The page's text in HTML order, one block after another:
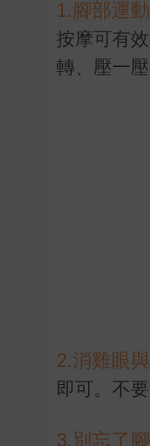
1.腳部運動
按摩可有
轉、壓一壓
2.消雞眼與
即可。不
3.別忘了